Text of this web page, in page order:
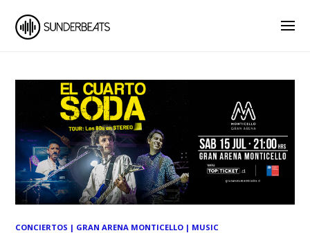
CONCIERTOS | GRAN ARENA MONTICELLO | MUSIC